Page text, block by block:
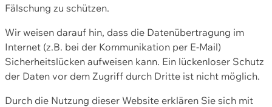
Fälschung zu schützen.
Wir weisen darauf hin, dass die Datenübertragung im
Internet (z.B. bei der Kommunikation per E-Mail)
Sicherheitslücken aufweisen kann. Ein lückenloser Schutz
der Daten vor dem Zugriff durch Dritte ist nicht möglich.
Durch die Nutzung dieser Website erklären Sie sich mit